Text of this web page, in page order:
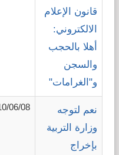
قانون الإعلام
الالكتروني:
أهلا بالحجب
والسجن
و"الغرامات"
نعم لتوجه
وزارة التربية
بإخراج
06/08